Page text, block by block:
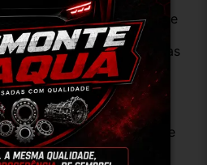
e apresentam desgaste
perfeitas são apenas as
garantimos que nossas
e foram testadas.
utilizar o campo de